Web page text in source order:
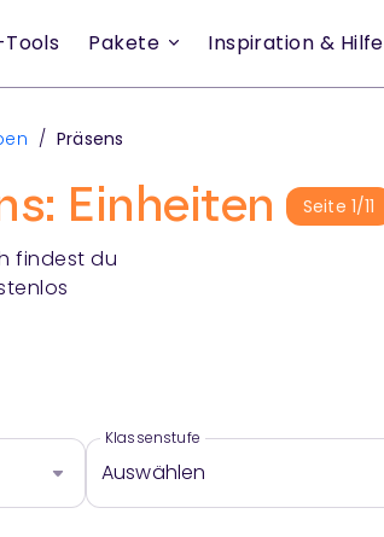
Tools Pakete Inspiration & Hilfe
/ Präsens
Einheiten Seite 1/11
findest du
Klassenstufe
Auswählen